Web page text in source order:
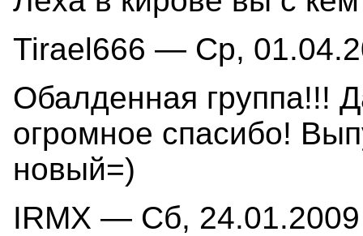
Tirael666 — Ср,
Обалденная группа!!!
огромное спасибо!
новый=)
IRMX — Сб,